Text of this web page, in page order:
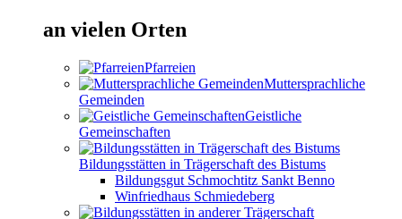
an vielen Orten
Pfarreien
Muttersprachliche
Gemeinden
Geistliche
Gemeinschaften
Bildungsstätten in Trägerschaft des Bistums
Bildungsgut Schmochtitz Sankt Benno
Winfriedhaus Schmiedeberg